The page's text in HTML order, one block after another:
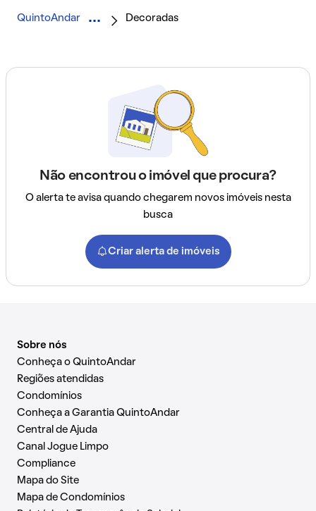
QuintoAndar Decoradas
Não encontrou o imóvel que procura?
O alerta te avisa quando chegarem novos imóveis nesta
busca
Criar alerta de imóveis
Sobre nós
Conheça o QuintoAndar
Regiões atendidas
Condomínios
Conheça a Garantia QuintoAndar
Central de Ajuda
Canal Jogue Limpo
Compliance
Mapa do Site
Mapa de Condomínios